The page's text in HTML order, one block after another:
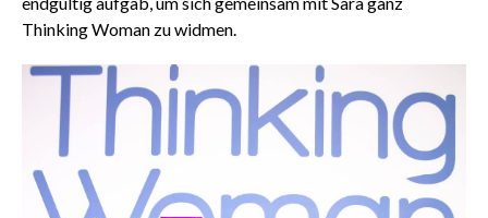
Thinking Woman zu widmen.